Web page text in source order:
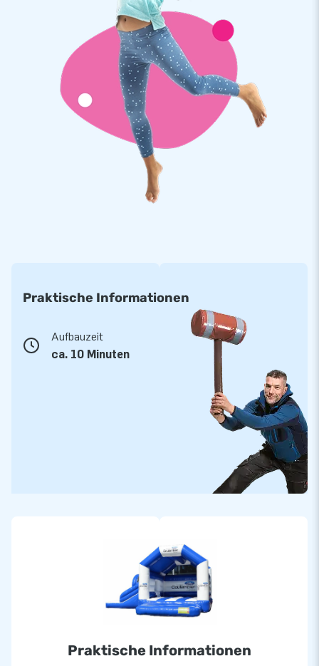
Praktische Informationen
Aufbauzeit
ca. 10 Minuten
Praktische Informationen